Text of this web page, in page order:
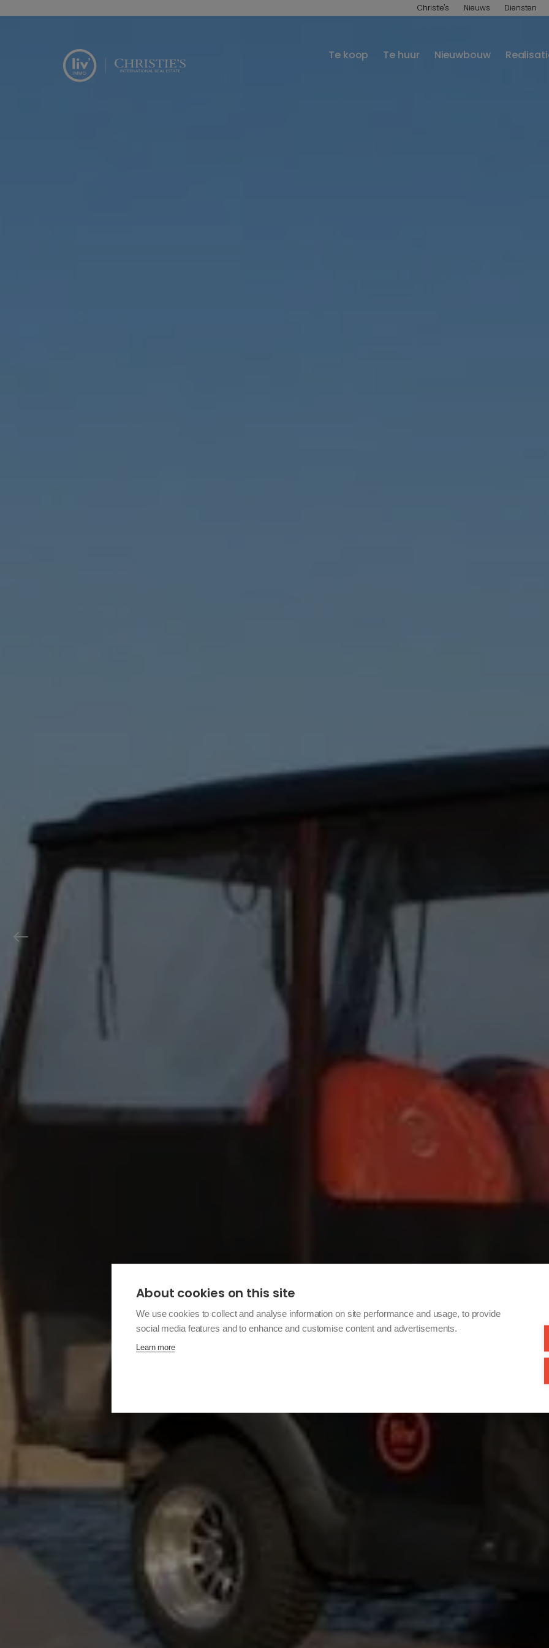
Christie's Nieuws Diensten
Te koop Te huur Nieuwbouw
About cookies on this site
We use cookies to collect and analyse information on site performance and usage, to provide
social media features and to enhance and customise content and advertisements.
Learn more